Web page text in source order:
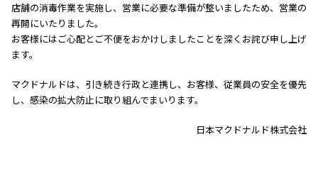
店舗の消毒作業を実施し、営業に必要な準備が整いましたため、営業の
再開にいたりました。
お客様にはご心配とご不便をおかけしましたことを深くお詫び申し上げ
ます。
マクドナルドは、引き続き行政と連携し、お客様、従業員の安全を優先
し、感染の拡大防止に取り組んでまいります。
日本マクドナルド株式会社